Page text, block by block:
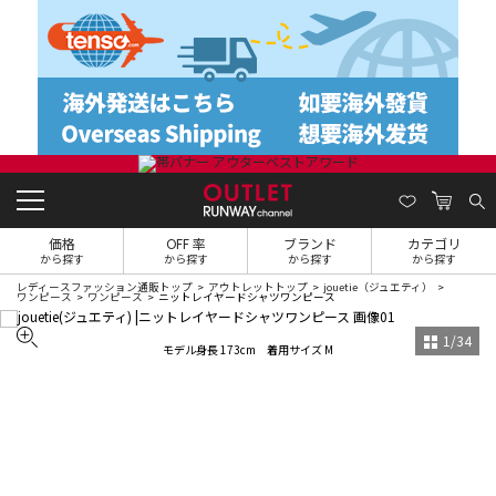
価格
から探す
OFF 率
から探す
ブランド
から探す
カテゴリ
から探す
レディースファッション通販トップ アウトレットトップ jouetie（ジュエティ）
ワンピース ワンピース ニットレイヤードシャツワンピース
モデル身長 173cm 着用サイズ M 1 /34